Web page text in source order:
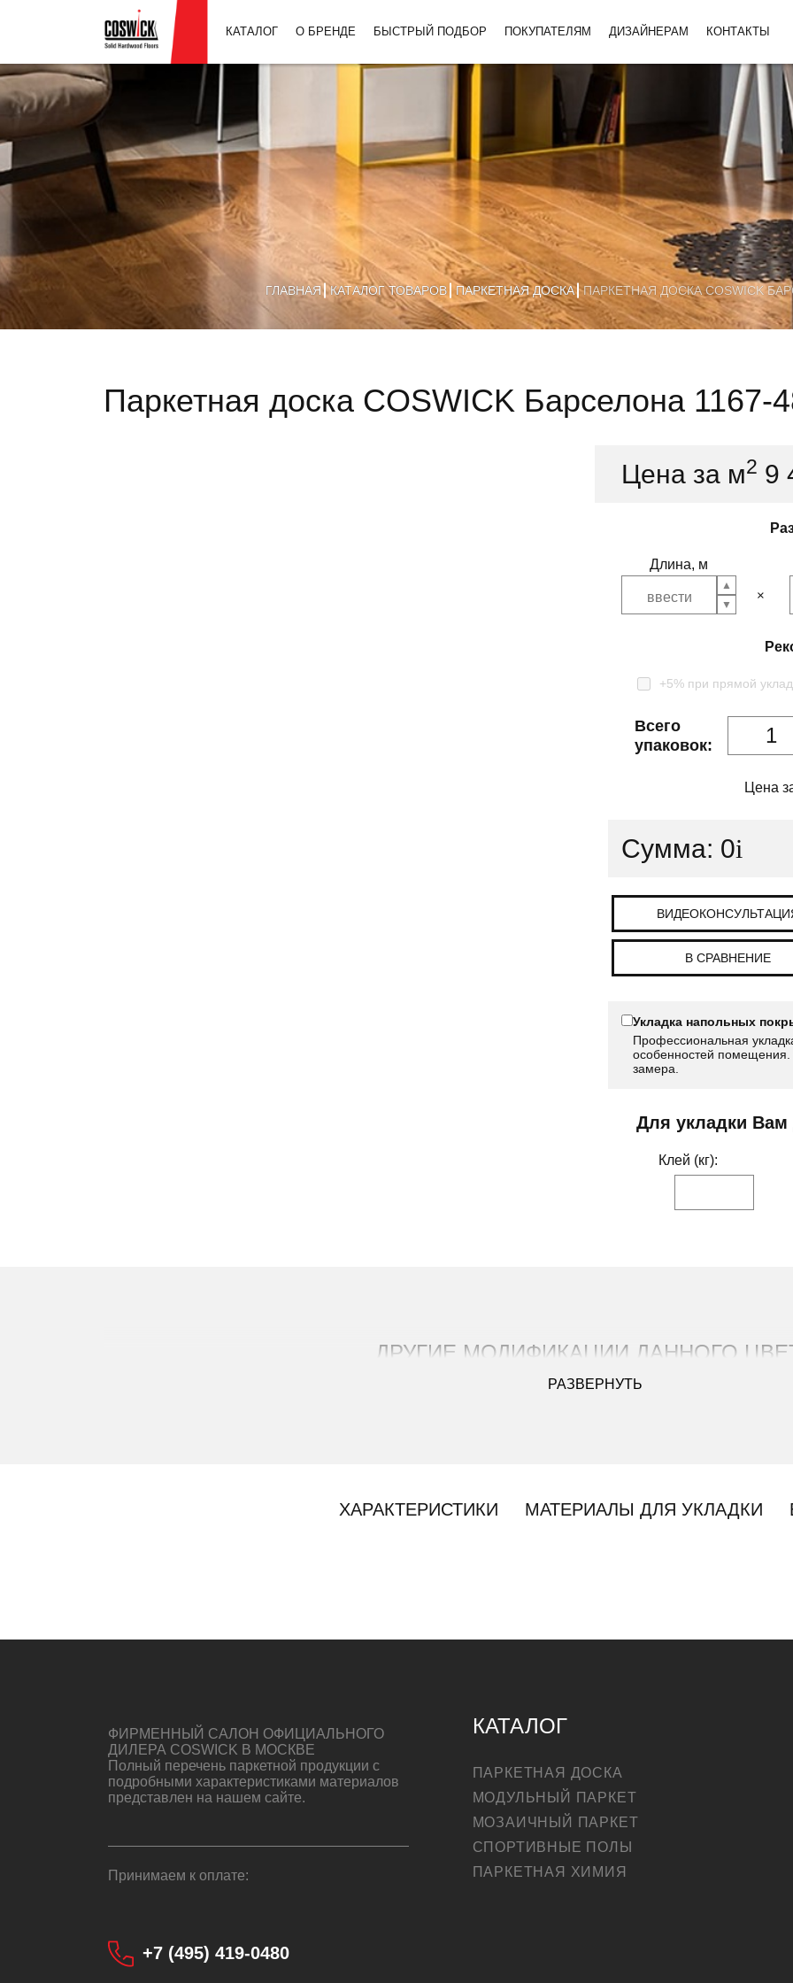
КАТАЛОГ О БРЕНДЕ БЫСТРЫЙ ПОДБОР ПОКУПАТЕЛЯМ ДИЗАЙНЕРАМ КОНТАКТЫ
ГЛАВНАЯ КАТАЛОГ ТОВАРОВ ПАРКЕТНАЯ ДОСКА ПАРКЕТНАЯ ДОСКА COSWICK
Паркетная доска COSWICK Барселона 1167-
Цена за м2 9
Длина, м
+5% при прямой
Всего
упаковок:
Цена
Сумма: 0i
В СРАВНЕНИЕ
Укладка напольных
Профессиональная
особенностей помещения.
замера.
Для укладки Вам
Клей (кг):
ДРУГИЕ МОДИФИКАЦИИ ДАННОГО
РАЗВЕРНУТЬ
ХАРАКТЕРИСТИКИ МАТЕРИАЛЫ ДЛЯ УКЛАДКИ
ФИРМЕННЫЙ САЛОН ОФИЦИАЛЬНОГО
ДИЛЕРА COSWICK В МОСКВЕ
Полный перечень паркетной продукции с
подробными характеристиками материалов
представлен на нашем сайте.
Принимаем к оплате:
+7 (495) 419-0480
КАТАЛОГ
ПАРКЕТНАЯ ДОСКА
МОДУЛЬНЫЙ ПАРКЕТ
МОЗАИЧНЫЙ ПАРКЕТ
СПОРТИВНЫЕ ПОЛЫ
ПАРКЕТНАЯ ХИМИЯ